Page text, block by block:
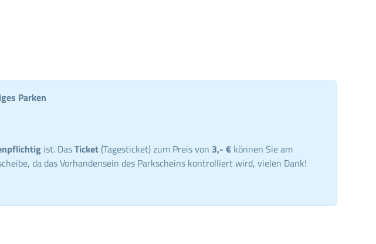
Parken
ist. DasTicket (Tagesticket) zum Preis von 3,- € können Sie am
da das Vorhandensein des Parkscheins kontrolliert wird, vielen Dank!